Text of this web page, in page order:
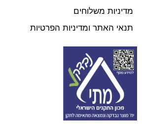
מדיניות משלוחים
תנאי האתר ומדיניות הפרטיות